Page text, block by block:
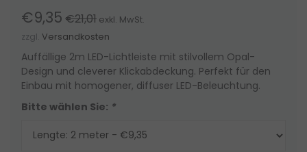
€9,35 €21,01 exkl. MwSt.
zzgl. Versandkosten
Auffällige 2m LED-Lichtleiste mit stilvollem Opal-
Design und cleverer Klickabdeckung. Perfekt für den
Einbau mit homogener, diffuser LED-Beleuchtung.
Bitte wählen Sie: *